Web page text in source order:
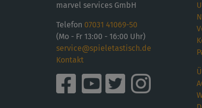
marvel services GmbH
Telefon 07031 41069-50
(Mo - Fr 13:00 - 16:00 Uhr)
service@spieletastisch.de
Kontakt